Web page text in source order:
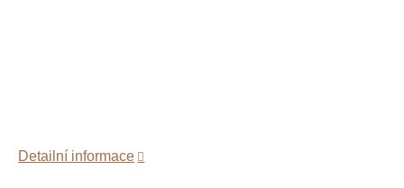
Detailní informace